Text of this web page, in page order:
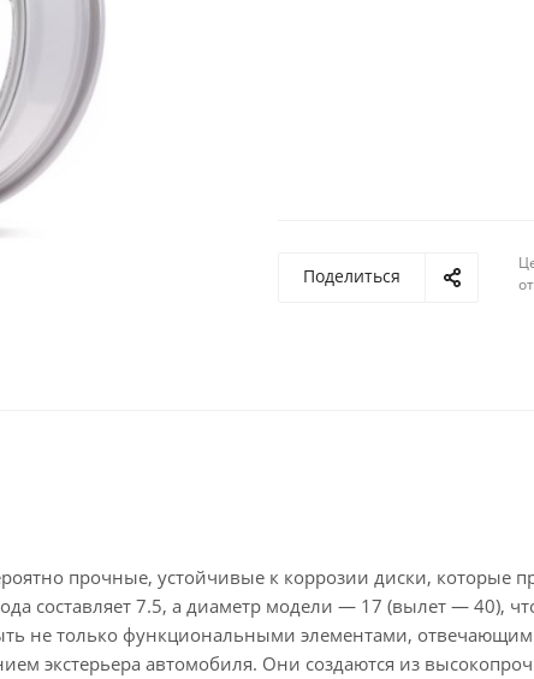
Поделиться
прочные, устойчивые к коррозии диски, которые
составляет 7.5, а диаметр модели — 17 (вылет — 40),
не только функциональными элементами,
экстерьера автомобиля. Они создаются из